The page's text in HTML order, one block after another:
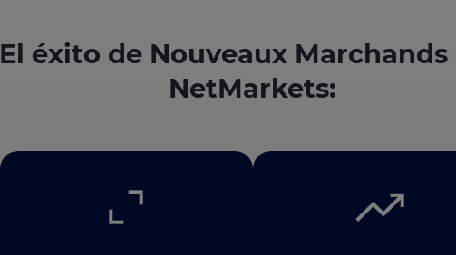
El éxito de Nouveaux Marchands
NetMarkets: